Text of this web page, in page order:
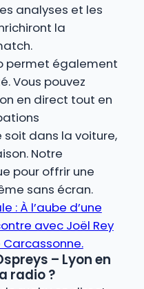
analyses et les
la
permet également
Vous pouvez
en direct tout en
dans la voiture,
Notre
pour offrir une
sans écran.
: À l’aube d’une
avec Joël Rey
– Lyon en
radio ?